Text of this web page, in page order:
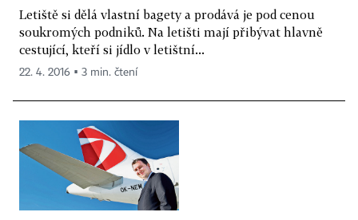
Letiště si dělá vlastní bagety a prodává je pod cenou
soukromých podniků. Na letišti mají přibývat hlavně
cestující, kteří si jídlo v letištní...
22. 4. 2016 ▪ 3 min. čtení